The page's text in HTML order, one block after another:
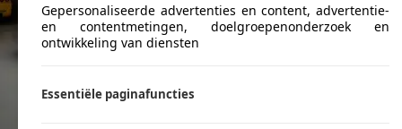
Gepersonaliseerde advertenties en content, advertentie-
en contentmetingen, doelgroepenonderzoek en
ontwikkeling van diensten
Essentiële paginafuncties